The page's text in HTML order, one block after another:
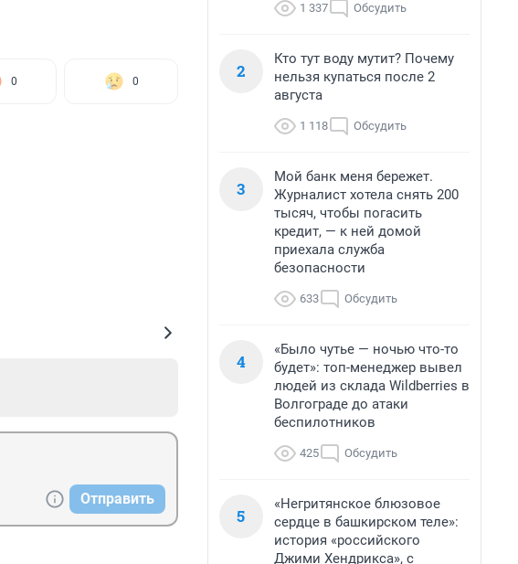
0 0
Отправить
1 337 Обсудить
2
Кто тут воду мутит? Почему
нельзя купаться после 2
августа
1 118 Обсудить
3
Мой банк меня бережет.
Журналист хотела снять 200
тысяч, чтобы погасить
кредит, — к ней домой
приехала служба
безопасности
633 Обсудить
4
«Было чутье — ночью что-то
будет»: топ-менеджер вывел
людей из склада Wildberries в
Волгограде до атаки
беспилотников
425 Обсудить
5
«Негритянское блюзовое
сердце в башкирском теле»:
история «российского
Джими Хендрикса», с